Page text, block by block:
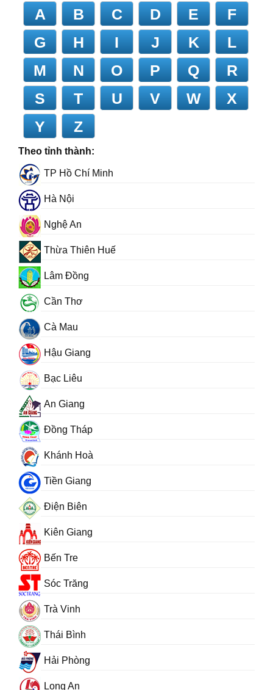
A B C D E
F
G
H I J K
L
M
N O P Q
R
S
T U V W
X
Y
Z
Theo tỉnh thành:
TP Hồ Chí Minh
Hà Nội
Nghệ An
Thừa Thiên Huế
Lâm Đồng
Cần Thơ
Cà Mau
Hậu Giang
Bạc Liêu
An Giang
Đồng Tháp
Khánh Hoà
Tiền Giang
Điện Biên
Kiên Giang
Bến Tre
Sóc Trăng
Trà Vinh
Thái Bình
Hải Phòng
Long An